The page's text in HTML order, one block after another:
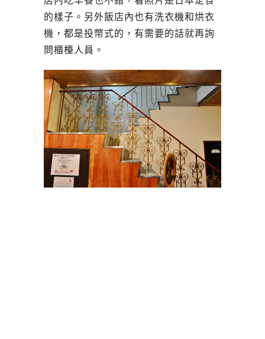
的樣子。另外飯店內也有洗衣機和烘衣
機，都是投幣式的，有需要的話就再詢
問櫃檯人員。